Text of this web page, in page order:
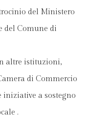
del Ministero
del Comune di
altre istituzioni,
di Commercio
iniziative a sostegno
.